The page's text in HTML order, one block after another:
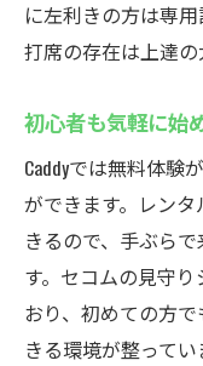
に左利きの方は専
打席の存在は上達の
初心者も気軽に始
Caddyでは無料体験
ができます。レン
きるので、手ぶら
す。セコムの見守
おり、初めての方
きる環境が整ってい